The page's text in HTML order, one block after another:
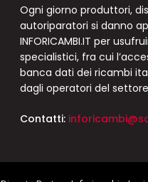
Ogni giorno produttori,
autoriparatori si danno
INFORICAMBI.IT per
specialistici, fra cui
banca dati dei ricambi
dagli operatori del
Contatti: